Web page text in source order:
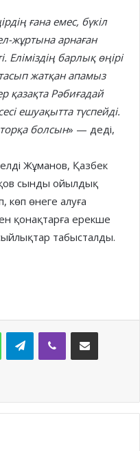
ғана емес, бүкіл
жұртына арнаған
барлық өңірі
жатқан апамыз
қазақта Рәбиғадай
ешуақытта түспейді.
болсын» — деді,
Жұманов, Қазбек
сынды ойылдық
көп өнеге алуға
қонақтарға ерекше
табысталды.
WhatsAppTelegramViber Share via Email